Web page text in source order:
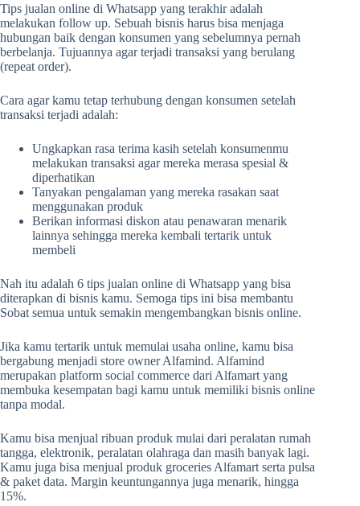
Tips jualan online di Whatsapp yang terakhir adalah
melakukan follow up. Sebuah bisnis harus bisa menjaga
hubungan baik dengan konsumen yang sebelumnya pernah
berbelanja. Tujuannya agar terjadi transaksi yang berulang
(repeat order).
Cara agar kamu tetap terhubung dengan konsumen setelah
transaksi terjadi adalah:
Ungkapkan rasa terima kasih setelah konsumenmu
melakukan transaksi agar mereka merasa spesial &
diperhatikan
Tanyakan pengalaman yang mereka rasakan saat
menggunakan produk
Berikan informasi diskon atau penawaran menarik
lainnya sehingga mereka kembali tertarik untuk
membeli
Nah itu adalah 6 tips jualan online di Whatsapp yang bisa
diterapkan di bisnis kamu. Semoga tips ini bisa membantu
Sobat semua untuk semakin mengembangkan bisnis online.
Jika kamu tertarik untuk memulai usaha online, kamu bisa
bergabung menjadi store owner Alfamind. Alfamind
merupakan platform social commerce dari Alfamart yang
membuka kesempatan bagi kamu untuk memiliki bisnis online
tanpa modal.
Kamu bisa menjual ribuan produk mulai dari peralatan rumah
tangga, elektronik, peralatan olahraga dan masih banyak lagi.
Kamu juga bisa menjual produk groceries Alfamart serta pulsa
& paket data. Margin keuntungannya juga menarik, hingga
15%.